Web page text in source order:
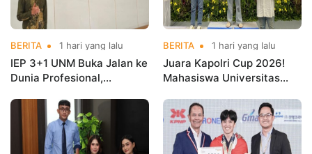
BERITA 1 hari yang lalu
IEP 3+1 UNM Buka Jalan ke
Dunia Profesional,
Kementerian Koperasi
BERITA 1 hari yang lalu
Juara Kapolri Cup 2026!
Mahasiswa Universitas
Nama Kampus di Kejurnas
Taekwondo